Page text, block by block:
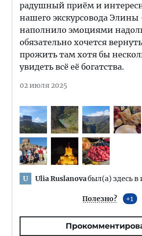
радушный приём и
нашего экскурсовода Элины
наполнило эмоциями
обязательно хочется
прожить там хотя бы
увидеть всё её богатства.
02 июля 2025
U Ulia Ruslanovaбыл(а) здесь в
Полезно? 1